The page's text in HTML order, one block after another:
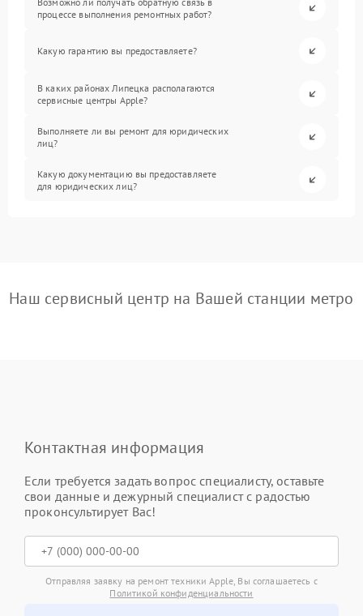
процессе выполнения ремонтных работ?
Какую гарантию вы предоставляете?
В каких районах Липецка располагаются
сервисные центры Apple?
Выполняете ли вы ремонт для юридических
лиц?
Какую документацию вы предоставляете
для юридических лиц?
Наш сервисный центр на Вашей станции метро
Контактная информация
Если требуется задать вопрос специалисту, оставьте
свои данные и дежурный специалист с радостью
проконсультирует Вас!
Отправляя заявку на ремонт техники Apple, Вы соглашаетесь с
Политикой конфиденциальности